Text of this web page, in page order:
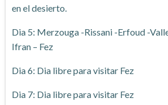
en el desierto.
Dia 5: Merzouga -Rissani -Erfoud -
Ifran – Fez
Dia 6: Dia libre para visitar Fez
Dia 7: Dia libre para visitar Fez